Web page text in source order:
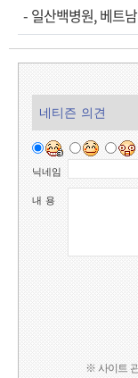
- 일산백병원, 베트
네티즌 의견
닉네임
내 용
※ 사이트